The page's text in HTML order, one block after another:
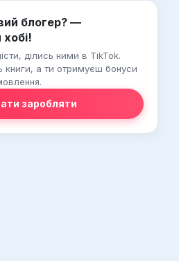
блогер? —
ділись ними в TikTok.
книги, а ти отримуєш бонуси
заробляти